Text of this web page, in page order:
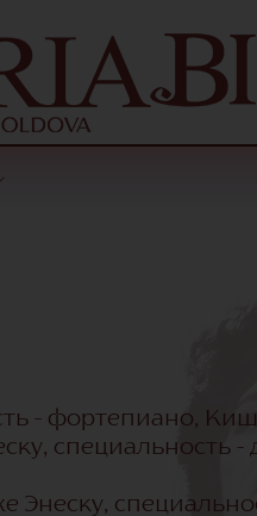
- фортепиано,
специальность
Энеску,